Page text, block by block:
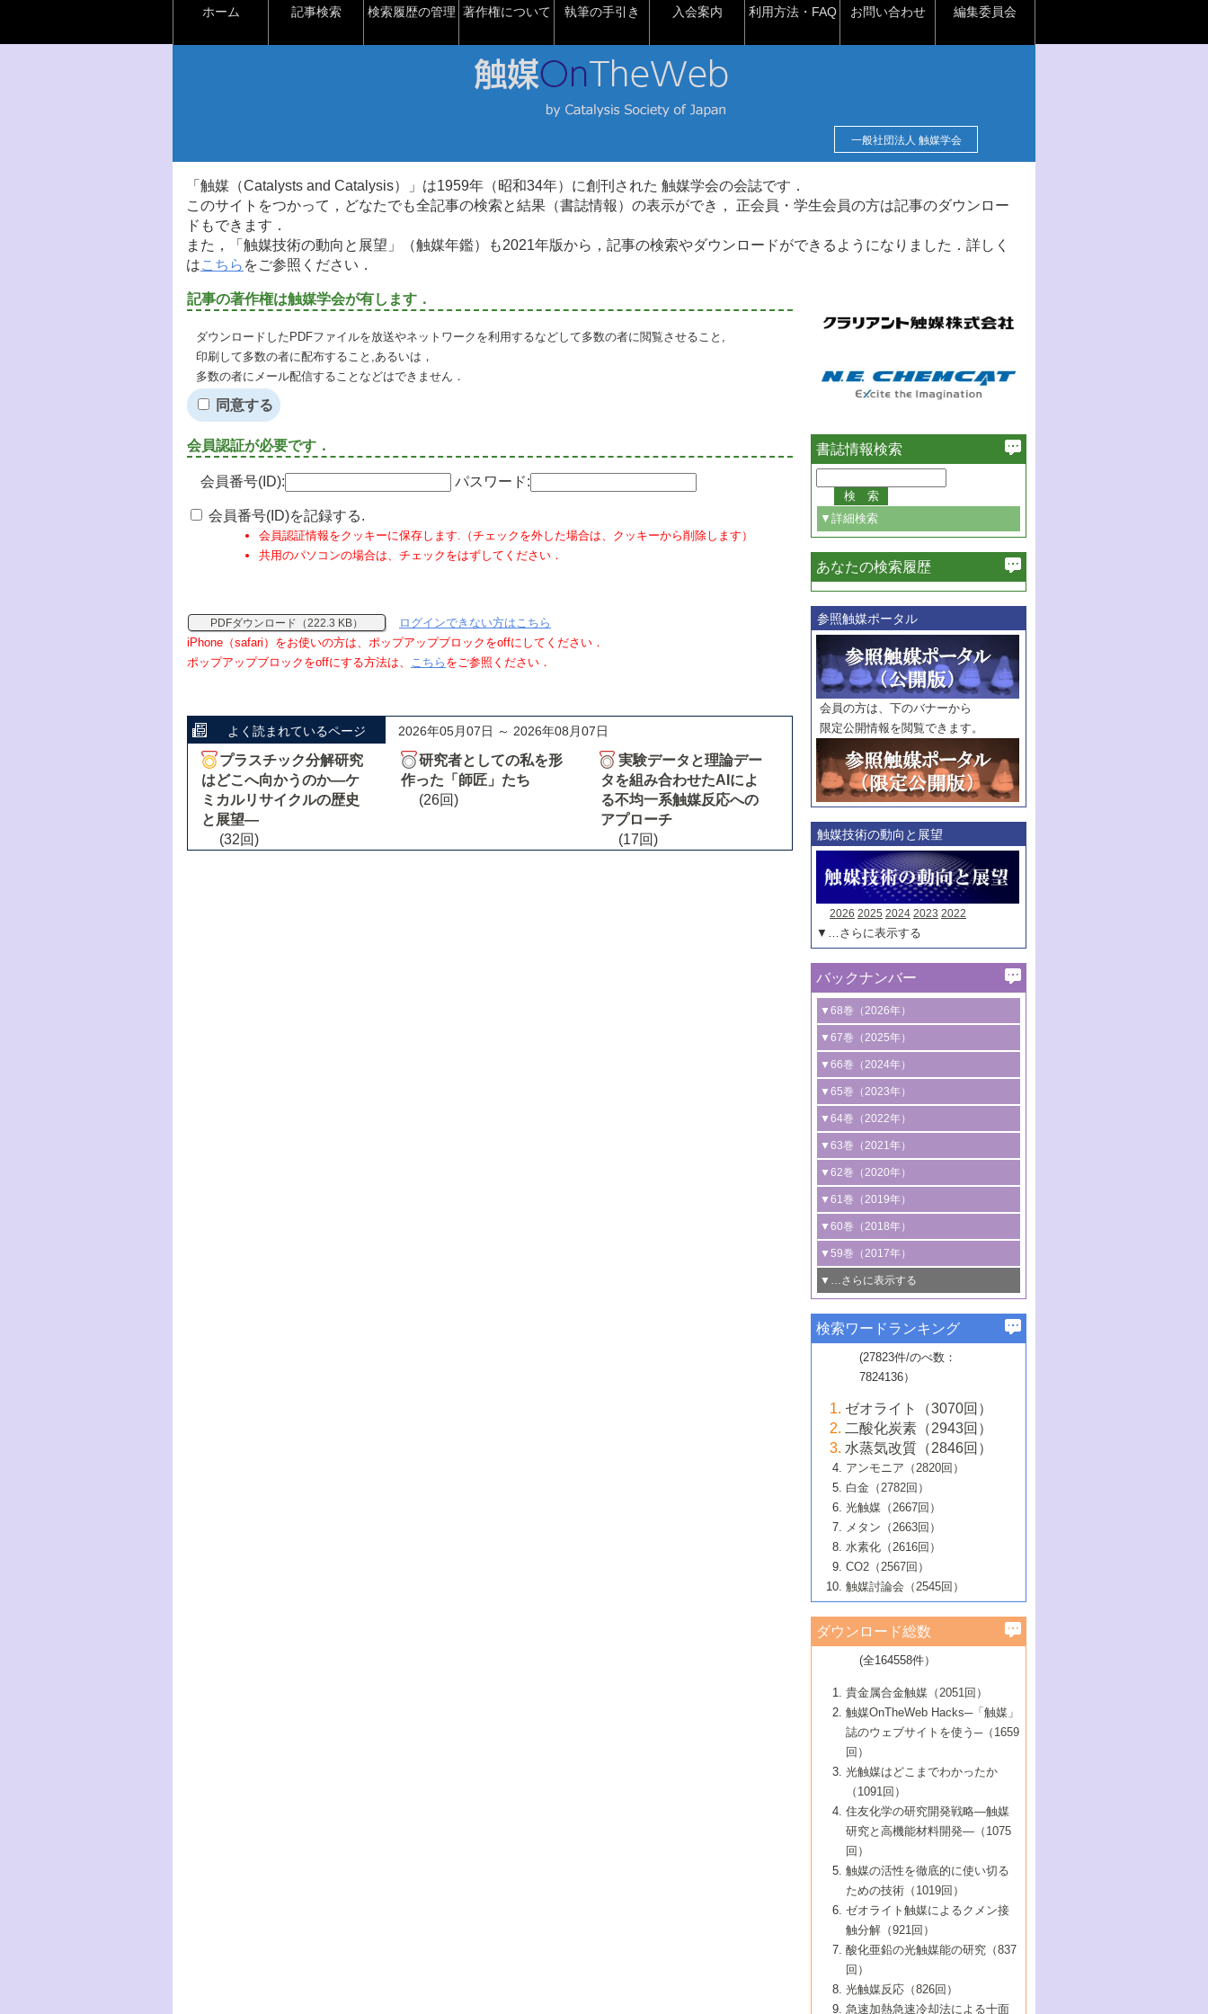
ホーム 記事検索 検索履歴の管理 著作権について 執筆の手引き 入会案内 利用方法・FAQ お問い合わせ 編集委員会
一般社団法人 触媒学会
「触媒（Catalysts and Catalysis）」は1959年（昭和34年）に創刊された 触媒学会の会誌です．
このサイトをつかって，どなたでも全記事の検索と結果（書誌情報）の表示ができ， 正会員・学生会員の方は記事のダウンロー
ドもできます．
また，「触媒技術の動向と展望」（触媒年鑑）も2021年版から，記事の検索やダウンロードができるようになりました．詳しく
はこちら をご参照ください．
記事の著作権は触媒学会が有します．
ダウンロードしたPDFファイルを放送やネットワークを利用するなどして多数の者に閲覧させること,
印刷して多数の者に配布すること,あるいは，
多数の者にメール配信することなどはできません．
同意する
会員認証が必要です．
会員番号(ID): パスワード:
会員番号(ID)を記録する.
会員認証情報をクッキーに保存します.（チェックを外した場合は、クッキーから削除します）
共用のパソコンの場合は、チェックをはずしてください．
PDFダウンロード（222.3 KB）
ログインできない方はこちら
iPhone（safari）をお使いの方は、ポップアップブロックをoffにしてください．
ポップアップブロックをoffにする方法は、 こちら をご参照ください．
よく読まれているページ 2026年05月07日 ～ 2026年08月07日
プラスチック分解研究
はどこへ向かうのか―ケ
ミカルリサイクルの歴史
と展望―
(32回)
研究者としての私を形
作った「師匠」たち
(26回)
実験データと理論デー
タを組み合わせたAIによ
る不均一系触媒反応への
アプローチ
(17回)
書誌情報検索
▼詳細検索
必ず含む
巻・号指定
巻
号
範囲指定
巻
号～
巻
号
触媒年鑑
年度
記事種別
マーク：
マークあり
あなたの検索履歴
参照触媒ポータル
会員の方は、下のバナーから
限定公開情報を閲覧できます。
触媒技術の動向と展望
2026 2025 2024 2023 2022
▼…さらに表示する
バックナンバー
▼68巻（2026年）
1号 過酸化水素合成に関する研究動向
2号 コンピューター技術により加速する
触媒開発
3号 有機分子変換やCO 資源化のための
光触媒に関する最近の研究
B号 第137回触媒討論会（2026年）
▼67巻（2025年）
1号 CO
水素化によるグリーン燃料/グリ
ーンケミカル製造
2号 水素製造のための水分解技術に関す
る最近の研究
3号 オレフィン系樹脂の精密合成に関す
る最新技術
4号 アルコール類の効率的変換を実現す
る非貴金属触媒の研究動向
5号 ゼオライトの合成と応用における研
究動向
6号 ヘテロ接合界面
B号 第135回触媒討論会（2025年）
▼66巻（2024年）
1号 低次元ナノ構造を有する触媒材料
2号 規制反応場を活用した固体触媒研究
の新展開
3号 未踏分子変換を目指した酸化触媒プ
ロセスの最前線
4号 シンクロトロン放射光および中性子
線を利用した触媒解析技術の最先端
5号 単原子触媒
6号 参照触媒委員会からのお知らせ
B号 第133回触媒討論会（2023年）
▼65巻（2023年）
1号 炭素が関わる触媒機能
2号 プラスチックケミカルリサイクルの
ための触媒技術
3号 非酸化物系金属化合物を基盤とした
触媒材料の開発
4号 格子酸素・格子酸素欠陥を利用した
触媒反応
5号 生体触媒によるエネルギー変換反応
6号 窒素とリンの循環のための触媒・機
能性材料
▼64巻（2022年）
1号 合成ガス製造とCOを用いるケミカル
ズ合成の最新動向
2号 化学品合成のための合金触媒開発
3号 CO の排出削減および有効活用のた
めの触媒技術
4号 若手による情報発信企画～とびたて
若き触媒の研究者たち～（1）
若き触媒の研究者たち～（2）
6号 石油のノーブル・ユースを志向した
触媒技術
大学：オンライン・対面開催）
▼63巻（2021年）
1号 金触媒の新展開
2号 ペロブスカイト
3号 特殊反応場を利用した触媒的分子変
換反応
4号 多孔質材料を用いた触媒の新展開
5号 情報学的手法を用いた触媒開発
6号 カーボンニュートラルに向けた電解
技術
B号 第127回触媒討論会（2021年・オン
ライン開催(Zoom)のみ）
▼62巻（2020年）
1号 触媒設計を拓く欠陥構造のキャラク
タリゼーション
2号 機能化学品製造に資するクリーンな
触媒的酸化反応
3号 水処理のための触媒化学
4号 光触媒を用いた水分解の最新の研究
動向
5号 次世代の触媒プロセスを支えるマイ
6号 メタン転換技術の最新動向
B号 第125回触媒討論会（2020年・工学
院大学）
▼61巻（2019年）
1号 物質移動制御に着目した触媒プロセ
ス開発
2号 CO2 フリー水素サプライチェーンに
関わる触媒開発動向
3号 精密高分子合成に関する最近の研究
動向
4号 バイオマス化成品製造のための触媒
5号 固体触媒による含窒素有機化合物変
換の最前線
6号 貴金属使用量低減に向けた自動車排
ガス浄化触媒の開発
B号 第123回触媒討論会（2019年・大阪
▼60巻（2018年）
1号 固体酸触媒の最新の研究動向
2号 二酸化炭素からの有用化学品合成
3号 ナノ粒子・クラスター触媒の最前線
4号 60周年記念企画
5号 進化するゼオライト合成技術
6号 非貴金属系触媒における電気化学的
B号 第121回触媒討論会（2018年・東京
大学）
▼59巻（2017年）
1号 いたるところに，触媒
最先端技術
3号 無機分離膜材料の開発と触媒反応プ
ロセスへの適用
5号 水素のふるまいを解き明かす最先端
研究
6号 低級アルカンの有効利用のための触
媒技術
B号 第119回触媒討論会（2017年・首都
大学東京）
▼…さらに表示する
1号 ユニークな構造の高分子を生み出す触
2号 リグニンからの化成品製造に向けた触
媒技術
3号 触媒研究の最先端～とびたて若き研究
者たち～（1）
4号 触媒研究の最先端～とびたて若き研究
者たち～（2）
5号 触媒研究の最先端～とびたて若き研究
者たち～（3）
6号 イオニクス材料と燃料電池・電解合成
の最新の研究動向
B号 第117回触媒討論会（2016年・大阪府
立大学）
▼57巻（2015年）
1号 水素キャリアにかかわる触媒技術の新
2号 石油精製用触媒の最近の進展
3号 固体酸化物形燃料電池（SOFC）におけ
るアノード触媒上での燃料直接改質技術
4号 コアシェル構造の制御による触媒機能
5号 工業触媒およびその周辺技術の最近の
進歩
6号 ナノシート
B号 第115回触媒討論会（2015年・成蹊大
▼56巻（2014年）
2号 光触媒反応機構に関する最新の研究動
向
開発動向
4号 人工光合成に向けた近年のアプローチ
5号 未利用熱エネルギーの有効活用に貢献
する触媒技術
6号 ポリオキソメタレート
B号 第113回触媒討論会（2014年・ロワジ
ールホテル豊橋）
1号 高耐久性燃料電池システム用触媒にお
ける新展開
2号 リビングラジカル重合の最近の動向
3号 天然ガスの化学工業的展開に関する触
媒技術
4号 貴金属触媒の精密構造制御とその活用
5号 バイオマス化成品製造のための固体触
6号 ナノ空間─吸着状態解析から新機能開拓
B号 第111回触媒討論会（2013年・関西大
▼54巻（2012年）
1号 規則性多孔体の利用技術における最近
の進歩
2号 第109回触媒討論会
3号 貴金属低減技術の最新動向
4号 貴金属代替技術の最新動向
5号 光触媒による物質変換反応の新展開
6号 グラフェン
7号 水素を利用する化成品合成の新潮流
▼53巻（2011年）
1号 金属学から見る合金触媒の新展開
2号 第107回触媒討論会
3号 触媒のその場観察法の進歩（１）
4号 触媒のその場観察法の進歩（２）
5号 不活性結合の触媒的活性化による有機
合成
6号 新しい固体酸触媒技術
7号 ゼオライト合成における最近の進歩
▼52巻（2010年）
1号 触媒の劣化対策と長寿命触媒開発
2号 第105回触媒討論会
3号 ナノ構造が拓く新機能
4号 活性サイトおよびその環境の精密な設
計による触媒の高機能化
5号 触媒を有効に使うための技術
7号 有機分子触媒による精密有機合成
8号 高機能化ポリオレフィンに向けた重合
触媒の最近の進展
1号 炭素材料－熱い注目を集める材料－
2号 第103回触媒討論会
3号 環境浄化用光触媒の現状と課題
4号 水素社会の実現に向けた水素製造・貯
蔵技術の進歩
5号 CO2が関わる触媒・材料
7号 持続可能社会実現のための触媒および
触媒関連技術
▼50巻（2008年）
1号 触媒化学と学会のこの10年，半世紀，
そして未来
2号 第101回触媒討論会
4号 錯体を利用したユニークな表面構造の
構築と機能
5号 若手会員による触媒研究の未来展望1：
企業編
6号 第102回触媒討論会
7号 触媒・化学反応における計算化学の進
8号 若手研究者による触媒研究の未来展望
2：大学・研究所編
▼49巻（2007年）
1号 含フッ素化合物の合成と触媒
2号 第99回触媒討論会
3号 実用的ファインケミカル合成プロセス
を実現する触媒
5号 こんな物質，あんな物質―新たな触媒
の可能性―
7号 『結晶の化学』を活かした触媒研究
8号 イオン液体の応用
▼48巻（2006年）
1号 固体酸触媒の最近の進歩
2号 第97回触媒討論会
3号 リビング重合触媒の最近の展開
5号 水素製造・貯蔵のための触媒技術の新
しい展開
6号 第98回触媒討論会
7号 基礎化学品製造の触媒技術
8号 多機能型リアクター
1号 最近の触媒担体とその効果
2号 第95回触媒討論会
4号 水分解用光触媒材料
5号 時間分解分光の進歩と応用
6号 第96回触媒討論会
8号 超臨界流体を用いた化学プロセスの新
▼46巻（2004年）
1号 部分酸化反応触媒の最前線
2号 第93回触媒討論会
3号 特殊エネルギー場の触媒反応
4号 生体内における金属の触媒作用
5号 ファインケミカルズの展開に寄与する
6号 第94回触媒討論会
7号 サブナノレベルでみた新しい表面現象
8号 オレフィン重合触媒の新たな展
▼45巻（2003年）
1号 なぜこの触媒が良いのか？
2号 第91回触媒討論会
3号 最近の自動車排ガス処理技術
4号 触媒研究の現状と将来─第90回触媒討論
5号 基礎化学品製造の触媒技術
6号 第92回触媒討論会
7号 基礎化学品製造の触媒技術
8号 資源の循環と触媒技術
▼44巻（2002年）
1号 高次制御された触媒の化学
2号 第89回触媒討論会
3号 触媒を利用した電気化学の新展開
4号 ナノ材料の調製と機能化
5号 こんな触媒が欲しい
6号 第90回触媒討論会
7号 触媒研究と学術雑誌/情報
8号 若い世代からみた触媒化学の現状と未
▼43巻（2001年）
1号 グリーンケミストリーと触媒
2号 第87回触媒討論会特集号
3号 生体触媒とバイオプロセス
4号 水素製造・利用の触媒化学
5号 触媒研究における新しい切り口：コン
ビナトリアルケミストリー
6号 第88回触媒討論会特集号
7号 企業における触媒研究のブレークスル
8号 この材料を触媒として使ってみません
▼42巻（2000年）
1号 触媒反応工学の明日を拓く
2号 第85回触媒討論会
3号 反応ダイナミクス
5号 触媒のおもしろさをどのように伝える
6号 第86回触媒討論会
7号 水素化精製触媒の新しい展開
8号 新しい反応性と機能性を目指した金属
クラスタ-化学
▼41巻（1999年）
1号 孔、穴、あな?-特異な空間とその利用-
2号 第83回触媒討論会
3号 均一系触媒反応最前線
4号 実用炭素材料の新展開
5号 研究の方法論を考える
7号 機能性金属材料と触媒
8号 触媒研究へのNMRの応用と展望
▼40巻（1998年）
進展と21世紀への提言/創立40周年記念・触
媒学会この10年の歩みとこれから/創立40周
2号 第81回触媒討論会
3号 計算機触媒化学へのさそい
4号 触媒劣化の制御と予測
5号 最新の実用プロセスと触媒
6号 第82回触媒討論会
1号 均一系と不均一系触媒反応-その特徴と
接点
2号 第79回触媒討論会
3号 最新NO除去触媒の実用化研究
4号 新しい反応場を目指した触媒調製
5号 反応・分離技術の新しい展開
6号 第80回触媒討論会
▼38巻（1996年）
1号 触媒の構造と触媒作用/C1化学を中心と
する21世紀への触媒
3号 オリンピックメダル:金・銀・銅はどん
な触媒作用を示すか
4号 触媒作用における機能の複合化
▼37巻（1995年）
1号 ファインケミカルズと固体触媒
2号 第75回触媒討論会
3号 希土類を利用した触媒
4号 触媒とリサイクル
5号 エネルギー変換触媒
▼36巻（1994年）
1号 電気化学と触媒
2号 第73回触媒討論会
3号 C4化学の展開
4号 《通常号》
▼35巻（1993年）
1号 工業触媒開発マニュアル―探索から工
業化まで
2号 第71回触媒討論会
▼34巻（1992年）
1号 インパクトを与えたこの研究
2号 第69回触媒討論会
▼33巻（1991年）
1号 触媒プロセス開発マニュアル―探索か
▼32巻（1990年）
検索ワードランキング
(27823件/のべ数：
7824136）
ゼオライト（3070回）
二酸化炭素（2943回）
水蒸気改質（2846回）
アンモニア（2820回）
白金（2782回）
光触媒（2667回）
メタン（2663回）
水素化（2616回）
CO2（2567回）
触媒討論会（2545回）
ダウンロード総数
(全164558件）
貴金属合金触媒（2051回）
触媒OnTheWeb Hacks─「触媒」
誌のウェブサイトを使う─（1659
回）
光触媒はどこまでわかったか
（1091回）
住友化学の研究開発戦略―触媒
研究と高機能材料開発―（1075
回）
触媒の活性を徹底的に使い切る
ための技術（1019回）
ゼオライト触媒によるクメン接
触分解（921回）
酸化亜鉛の光触媒能の研究（837
回）
光触媒反応（826回）
急速加熱急速冷却法による十面